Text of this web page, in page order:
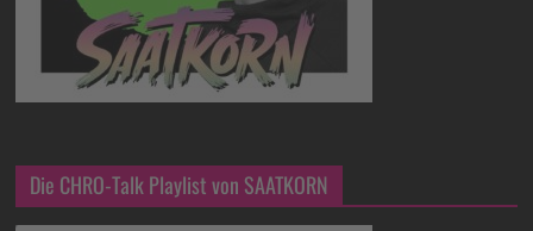
Die CHRO-Talk Playlist von SAATKORN